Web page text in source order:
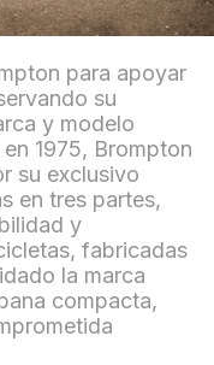
para apoyar
su
y modelo
1975, Brompton
su exclusivo
en tres partes,
y
fabricadas
la marca
compacta,